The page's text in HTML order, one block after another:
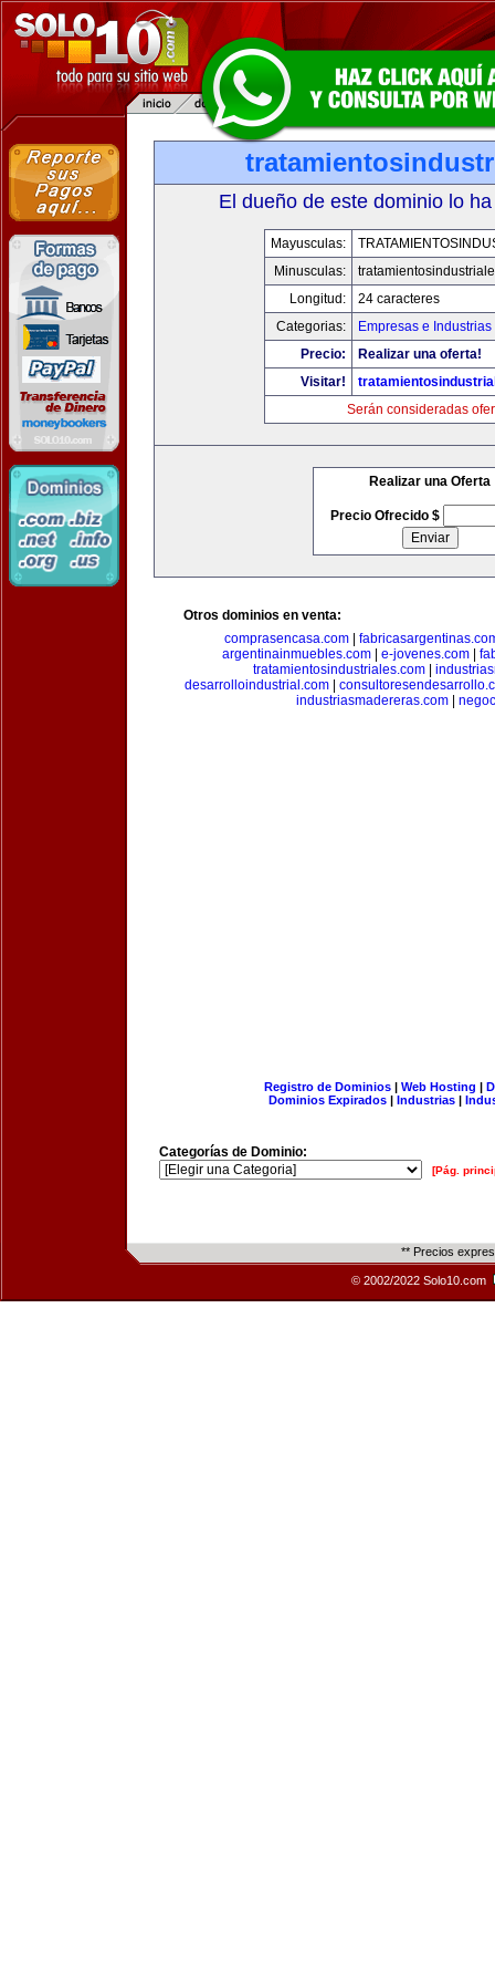
El dueño de este dominio lo
Mayusculas:
Minusculas:
Longitud:
24 caracteres
Categorias:
Empresas e Industrias
Precio:
Realizar una oferta!
Visitar!
Serán consideradas
Realizar una Oferta
Precio Ofrecido $
Otros dominios en venta:
comprasencasa.com|
argentinainmuebles.com| e-jovenes.com|
tratamientosindustriales.com
desarrolloindustrial.com|
industriasmadereras.com|
Registro de Dominios| Web Hosting |
Dominios Expirados | Industrias |
Categorías de Dominio:
[Pág.
** Precios
© 2002/2022 Solo10.com